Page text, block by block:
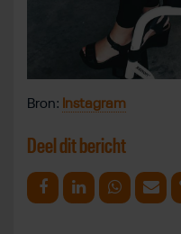
Bron: Instagram
Deel dit bericht
Deel op Facebook
Deel op LinkedinDeel op Whatsapp
Mail link